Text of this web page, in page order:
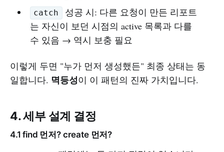
catch
성공 시: 다른 요청이 만든 리포트
는 자신이 보던 시점의 active 목록과 다를
수 있음 → 역시 보충 필요
이렇게 두면 "누가 먼저 생성했든" 최종 상태는 동
일합니다. 멱등성이 이 패턴의 진짜 가치입니다.
4. 세부 설계 결정
4.1 find 먼저? create 먼저?